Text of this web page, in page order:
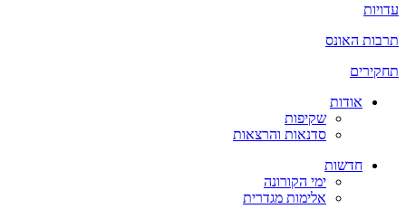
עדויות
תרבות האונס
תחקירים
אודות
שקיפות
סדנאות והרצאות
חדשות
ימי הקורונה
אלימות מגדרית